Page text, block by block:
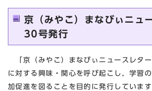
京（みやこ）まなびぃニュ
30号発行
「京（みやこ）まなびぃニュースレタ
に対する興味・関心を呼び起こし，学習
加促進を図ることを目的に発行しています